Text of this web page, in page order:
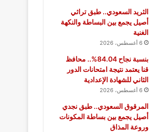
الثريد السعودي.. طبق تراثي
أصيل يجمع بين البساطة والنكهة
الغنية
6 أغسطس، 2026
بنسبة نجاح 84.04%.. محافظ
قنا يعتمد نتيجة امتحانات الدور
الثاني للشهادة الإعدادية
6 أغسطس، 2026
المرقوق السعودي.. طبق نجدي
أصيل يجمع بين بساطة المكونات
وروعة المذاق